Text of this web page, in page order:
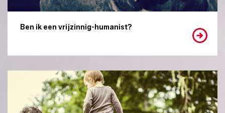
Ben ik een vrijzinnig-humanist?